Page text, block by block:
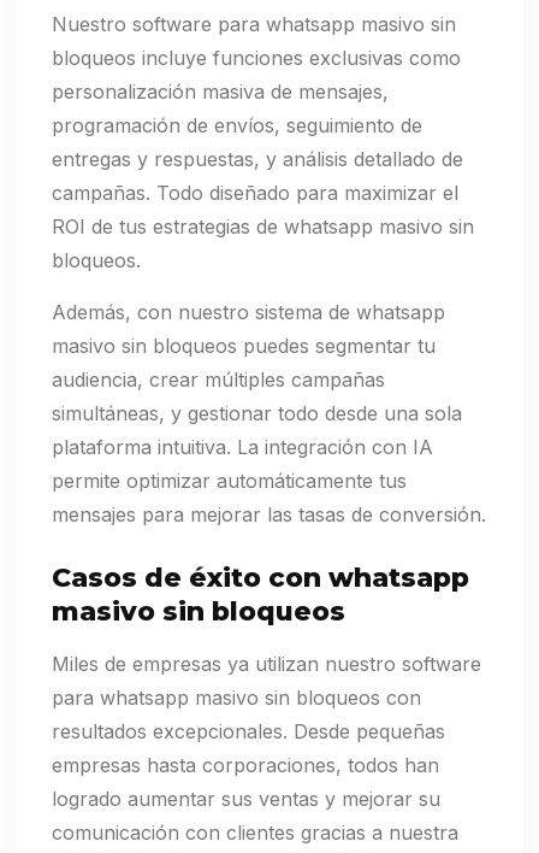
Nuestro software para whatsapp masivo sin
bloqueos incluye funciones exclusivas como
personalización masiva de mensajes,
programación de envíos, seguimiento de
entregas y respuestas, y análisis detallado de
campañas. Todo diseñado para maximizar el
ROI de tus estrategias de whatsapp masivo sin
bloqueos.
Además, con nuestro sistema de whatsapp
masivo sin bloqueos puedes segmentar tu
audiencia, crear múltiples campañas
simultáneas, y gestionar todo desde una sola
plataforma intuitiva. La integración con IA
permite optimizar automáticamente tus
mensajes para mejorar las tasas de conversión.
Casos de éxito con whatsapp
masivo sin bloqueos
Miles de empresas ya utilizan nuestro software
para whatsapp masivo sin bloqueos con
resultados excepcionales. Desde pequeñas
empresas hasta corporaciones, todos han
logrado aumentar sus ventas y mejorar su
comunicación con clientes gracias a nuestra